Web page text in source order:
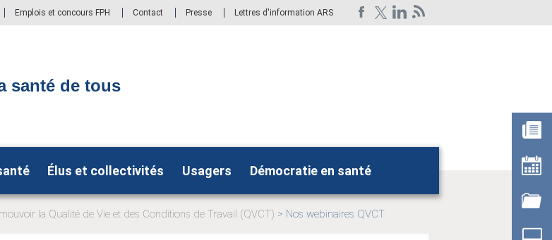
Emplois et concours FPH Contact Presse Lettres d'information ARS
santé de tous
Élus et collectivités Usagers Démocratie en santé
la Qualité de Vie et des Conditions de Travail (QVCT)
Nos webinaires QVCT